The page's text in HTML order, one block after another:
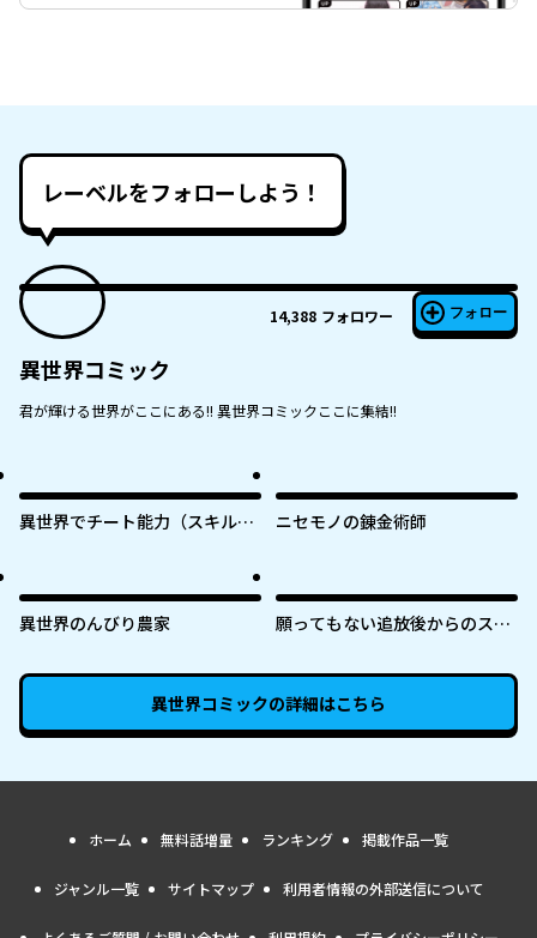
レーベルをフォローしよう！
14,388 フォロワー フォロー
異世界コミック
君が輝ける世界がここにある!! 異世界コミックここに集結!!
異世界でチート能力（スキル）
無双する ～レベルアップは人生
を変えた～
ニセモノの錬金術師
異世界のんびり農家
願ってもない追放後からのスロ
り行きで美少女ギャルの師匠に
なったらなぜかめちゃくちゃ懐
かれた〜
異世界コミックの詳細はこちら
ホーム 無料話増量 ランキング 掲載作品一覧
ジャンル一覧 サイトマップ 利用者情報の外部送信について